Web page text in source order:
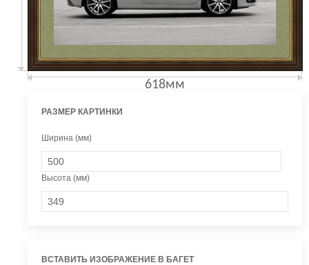
618мм
РАЗМЕР КАРТИНКИ
Ширина (мм)
Высота (мм)
ВСТАВИТЬ ИЗОБРАЖЕНИЕ В БАГЕТ